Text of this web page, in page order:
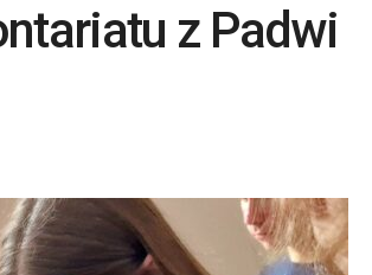
z Padwi